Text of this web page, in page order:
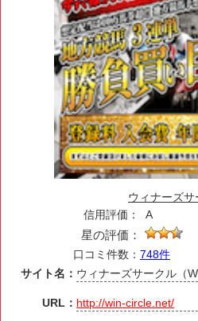
ウィナーズサ
信用評価：
A
星の評価：
口コミ件数： 748件
サイト名： ウィナーズサークル（
URL： http://win-circle.net/